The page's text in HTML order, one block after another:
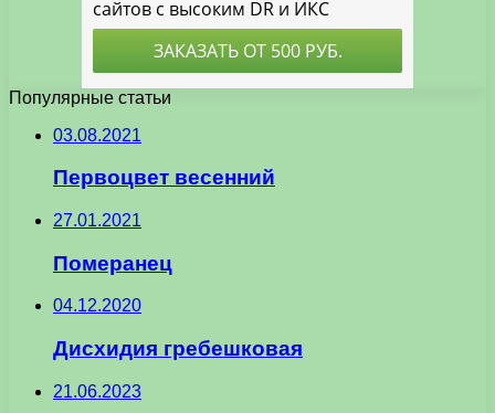
Популярные статьи
03.08.2021
Первоцвет весенний
27.01.2021
Померанец
04.12.2020
Дисхидия гребешковая
21.06.2023